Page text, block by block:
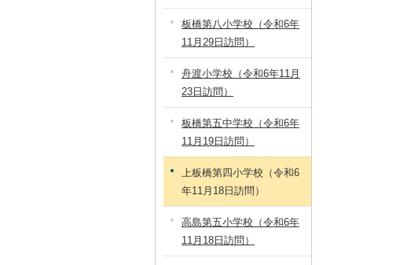
板橋第八小学校（令和6年
11月29日訪問）
舟渡小学校（令和6年11月
23日訪問）
板橋第五中学校（令和6年
11月19日訪問）
上板橋第四小学校（令和6
年11月18日訪問）
高島第五小学校（令和6年
11月18日訪問）